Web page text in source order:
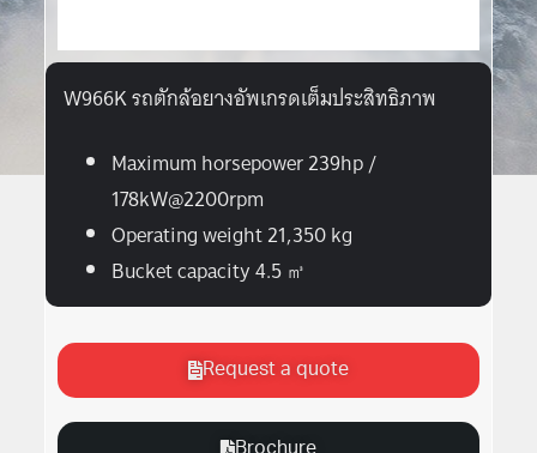
W966K รถตักล้อยางอัพเกรดเต็มประสิทธิภาพ
Maximum horsepower 239hp /
178kW@2200rpm
Operating weight 21,350 kg
Bucket capacity 4.5 ㎥
Request a quote
Brochure